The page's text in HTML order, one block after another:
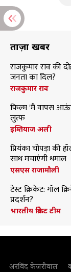
ताज़ा खबरें
राजकुमार राव की
जनता का दिल?
राजकुमार राव
फिल्म 'मैं वापस
लुत्फ
इम्तियाज अली
प्रियंका चोपड़ा की
साथ मचाएंगी धमाल
एसएस राजामौली
टेस्ट क्रिकेट: गॉल
प्रदर्शन?
भारतीय क्रिकेट टीम
अरविंद केजरीवाल